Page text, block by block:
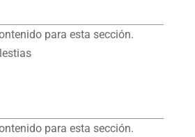
para esta sección.
para esta sección.